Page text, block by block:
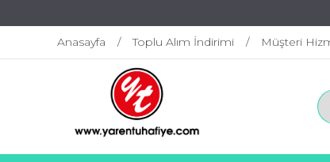
Anasayfa Toplu Alım İndirimi Müşteri